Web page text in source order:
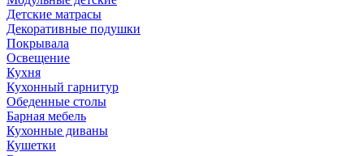
Детские матрасы
Декоративные подушки
Покрывала
Освещение
Кухня
Кухонный гарнитур
Обеденные столы
Барная мебель
Кухонные диваны
Кушетки